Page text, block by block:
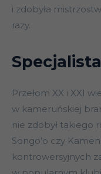
i zdobyła
razy.
Przełom XX i XXI
w kameruńskiej
nie zdobył takiego
Songo’o czy
kontrowersyjnych